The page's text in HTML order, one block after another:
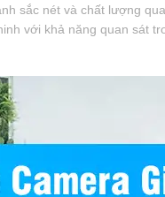
sắc nét và chất lượng
với khả năng quan sát